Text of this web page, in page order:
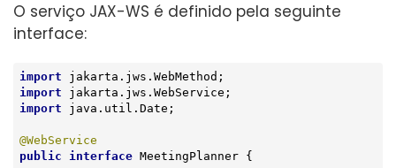
O serviço JAX-WS é definido pela seguinte
interface:
import
import
import java.util.Date;
@WebService
public
interface MeetingPlanner {